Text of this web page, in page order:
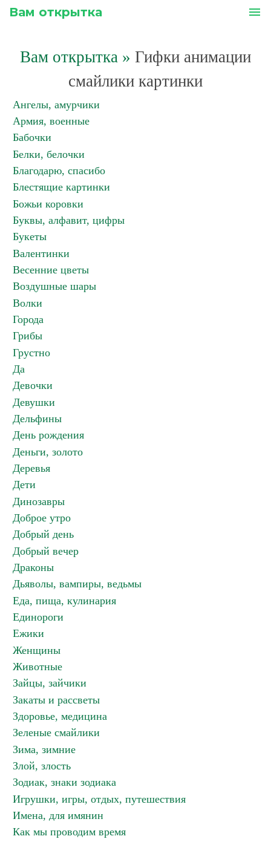
Вам открытка menu
Вам открытка » Гифки анимации
смайлики картинки
Ангелы, амурчики
Армия, военные
Бабочки
Белки, белочки
Благодарю, спасибо
Блестящие картинки
Божьи коровки
Буквы, алфавит, цифры
Букеты
Валентинки
Весенние цветы
Воздушные шары
Волки
Города
Грибы
Грустно
Да
Девочки
Девушки
Дельфины
День рождения
Деньги, золото
Деревья
Дети
Динозавры
Доброе утро
Добрый день
Добрый вечер
Драконы
Дьяволы, вампиры, ведьмы
Еда, пища, кулинария
Единороги
Ежики
Женщины
Животные
Зайцы, зайчики
Закаты и рассветы
Здоровье, медицина
Зеленые смайлики
Зима, зимние
Злой, злость
Зодиак, знаки зодиака
Игрушки, игры, отдых, путешествия
Имена, для имянин
Как мы проводим время